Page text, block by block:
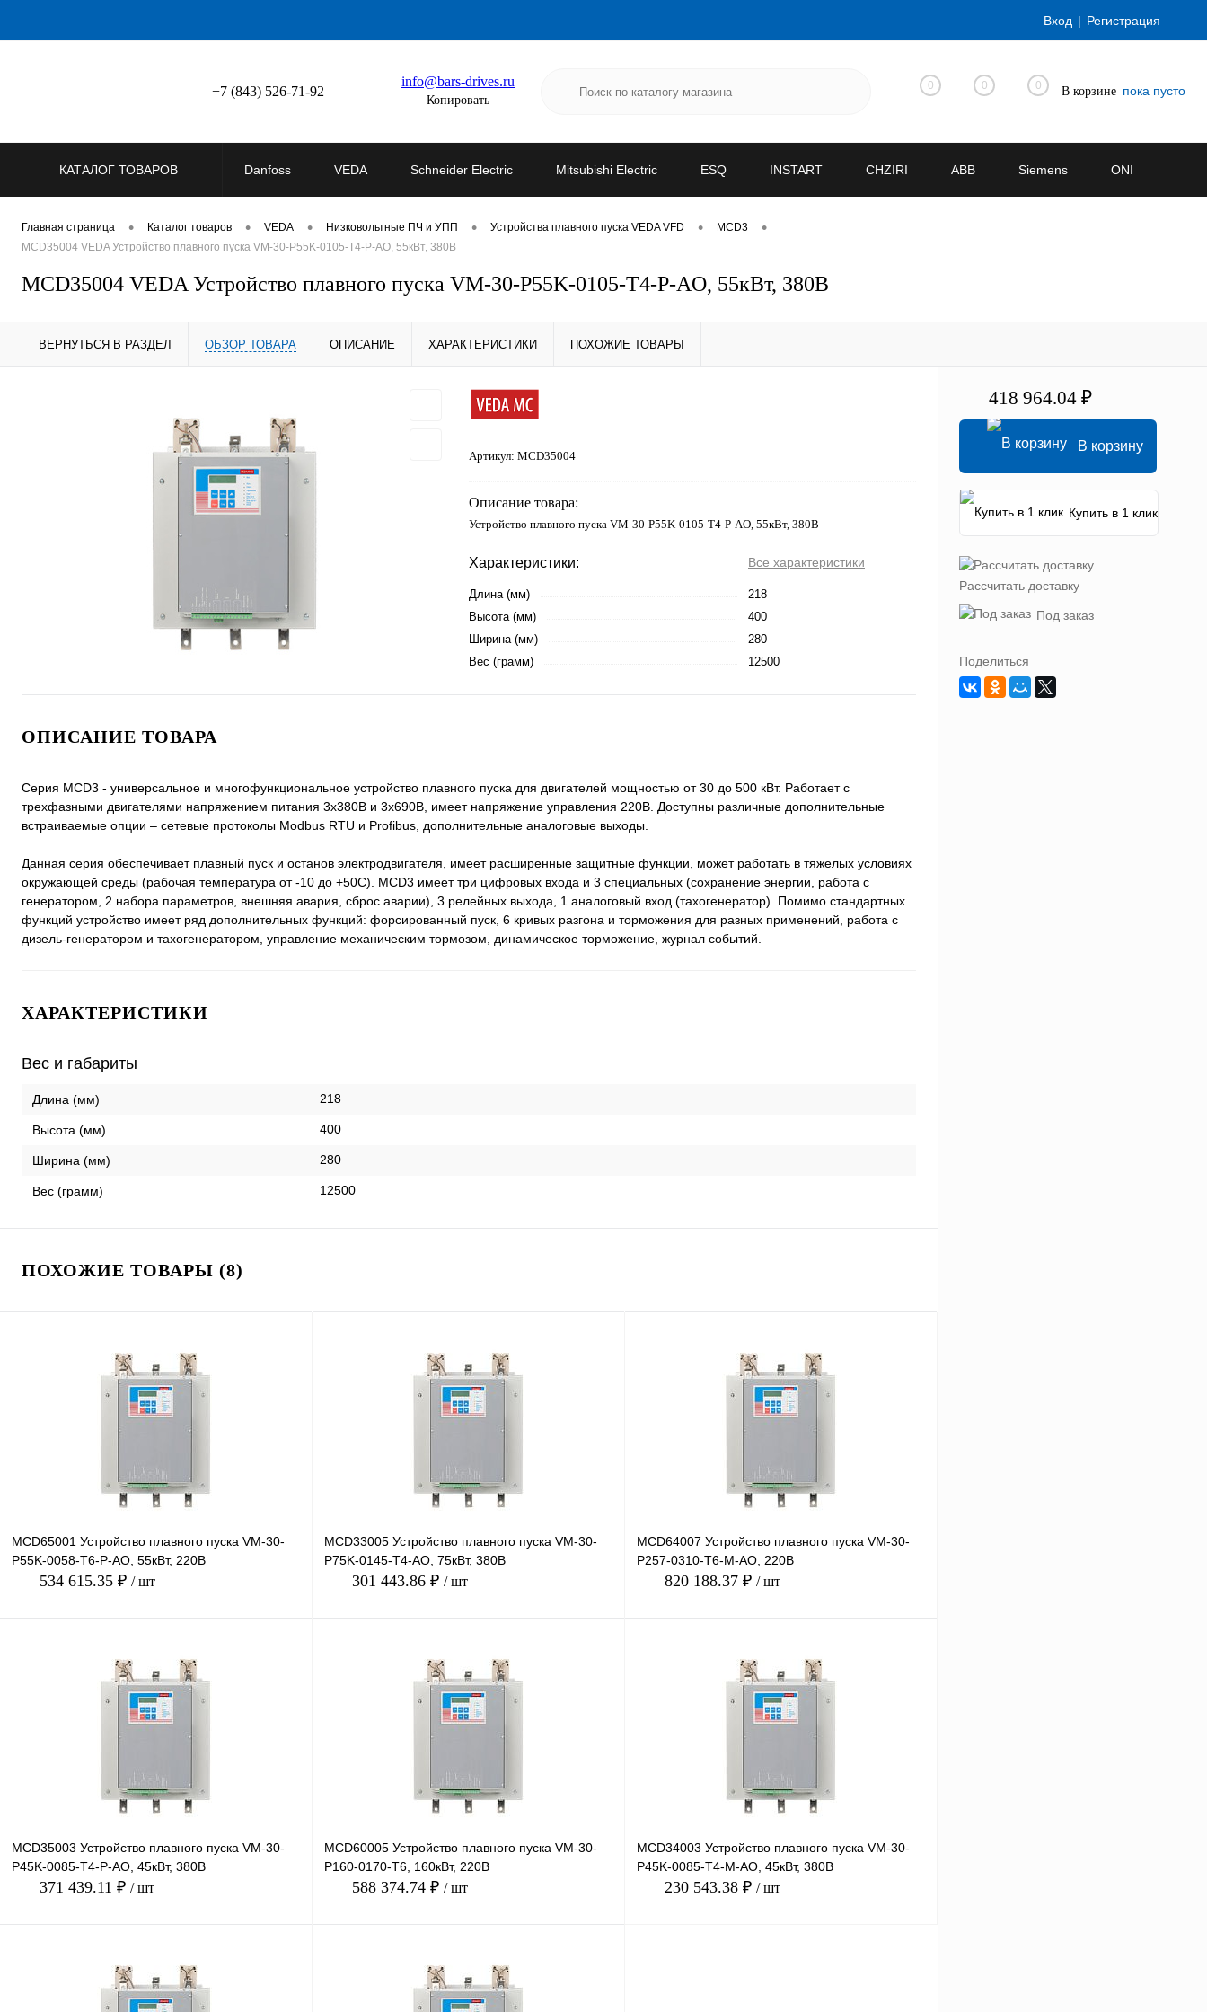
Вход Регистрация
+7 (843) 526-71-92
info@bars-drives.ru
Копировать
0 0 0 В корзине пока пусто
КАТАЛОГ ТОВАРОВ Danfoss VEDA Schneider Electric Mitsubishi Electric ESQ INSTART CHZIRI ABB Siemens ONI
Главная страница • Каталог товаров • VEDA • Низковольтные ПЧ и УПП • Устройства плавного пуска VEDA VFD • MCD3 •
MCD35004 VEDA Устройство плавного пуска VM-30-P55K-0105-T4-P-AO, 55кВт, 380В
MCD35004 VEDA Устройство плавного пуска VM-30-P55K-0105-T4-P-AO, 55кВт, 380В
ВЕРНУТЬСЯ В РАЗДЕЛ ОБЗОР ТОВАРА ОПИСАНИЕ ХАРАКТЕРИСТИКИ ПОХОЖИЕ ТОВАРЫ
Артикул: MCD35004
Описание товара:
Устройство плавного пуска VM-30-P55K-0105-T4-P-AO, 55кВт, 380В
Характеристики: Все характеристики
Длина (мм)
218
Высота (мм)
400
Ширина (мм)
280
Вес (грамм)
12500
ОПИСАНИЕ ТОВАРА
Серия MCD3 - универсальное и многофункциональное устройство плавного пуска для двигателей мощностью от 30 до 500 кВт. Работает с
трехфазными двигателями напряжением питания 3х380В и 3х690В, имеет напряжение управления 220В. Доступны различные дополнительные
встраиваемые опции – сетевые протоколы Modbus RTU и Profibus, дополнительные аналоговые выходы.
Данная серия обеспечивает плавный пуск и останов электродвигателя, имеет расширенные защитные функции, может работать в тяжелых условиях
окружающей среды (рабочая температура от -10 до +50С). MCD3 имеет три цифровых входа и 3 специальных (сохранение энергии, работа с
генератором, 2 набора параметров, внешняя авария, сброс аварии), 3 релейных выхода, 1 аналоговый вход (тахогенератор). Помимо стандартных
функций устройство имеет ряд дополнительных функций: форсированный пуск, 6 кривых разгона и торможения для разных применений, работа с
дизель-генератором и тахогенератором, управление механическим тормозом, динамическое торможение, журнал событий.
ХАРАКТЕРИСТИКИ
Вес и габариты
Длина (мм) 218
Высота (мм) 400
Ширина (мм) 280
Вес (грамм) 12500
ПОХОЖИЕ ТОВАРЫ (8)
MCD65001 Устройство плавного пуска VM-30-
P55K-0058-T6-P-AO, 55кВт, 220В
534 615.35 ₽ / шт
Купить в 1 клик Сравнение
MCD33005 Устройство плавного пуска VM-30-
P75K-0145-T4-AO, 75кВт, 380В
301 443.86 ₽ / шт
Купить в 1 клик Сравнение
MCD64007 Устройство плавного пуска VM-30-
P257-0310-T6-M-AO, 220В
820 188.37 ₽ / шт
Купить в 1 клик Сравнение
MCD35003 Устройство плавного пуска VM-30-
P45K-0085-T4-P-AO, 45кВт, 380В
371 439.11 ₽ / шт
Купить в 1 клик Сравнение
MCD60005 Устройство плавного пуска VM-30-
P160-0170-T6, 160кВт, 220В
588 374.74 ₽ / шт
Купить в 1 клик Сравнение
MCD34003 Устройство плавного пуска VM-30-
P45K-0085-T4-M-AO, 45кВт, 380В
230 543.38 ₽ / шт
418 964.04 ₽
В корзину
Купить в 1 клик
Рассчитать доставку
Под заказ
Поделиться